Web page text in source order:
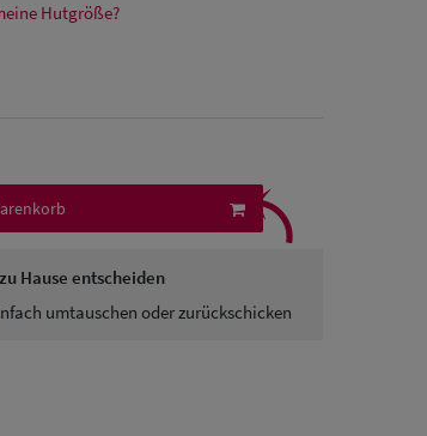
Hutgröße?
Hause entscheiden
umtauschen oder zurückschicken
⤹